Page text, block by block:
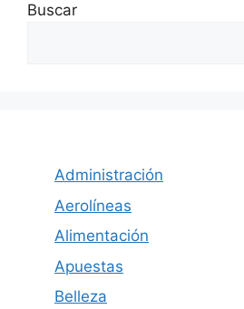
Buscar
Administración
Aerolíneas
Alimentación
Apuestas
Belleza